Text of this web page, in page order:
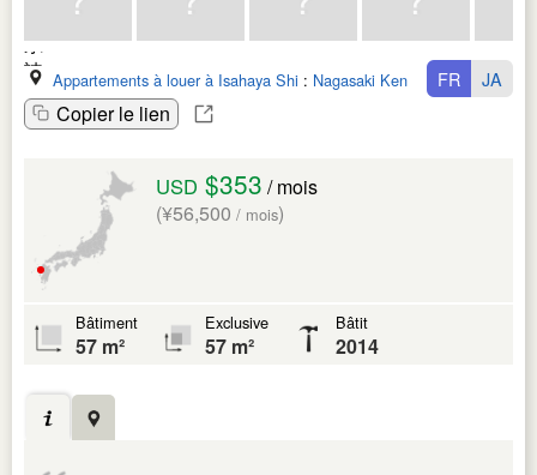
Appartements à louer à Isahaya Shi : Nagasaki Ken
Copier le lien
FR JA
USD $353 / mois
(¥56,500 / mois)
Bâtiment
57 m²
Exclusive
57 m²
Bâtit
2014